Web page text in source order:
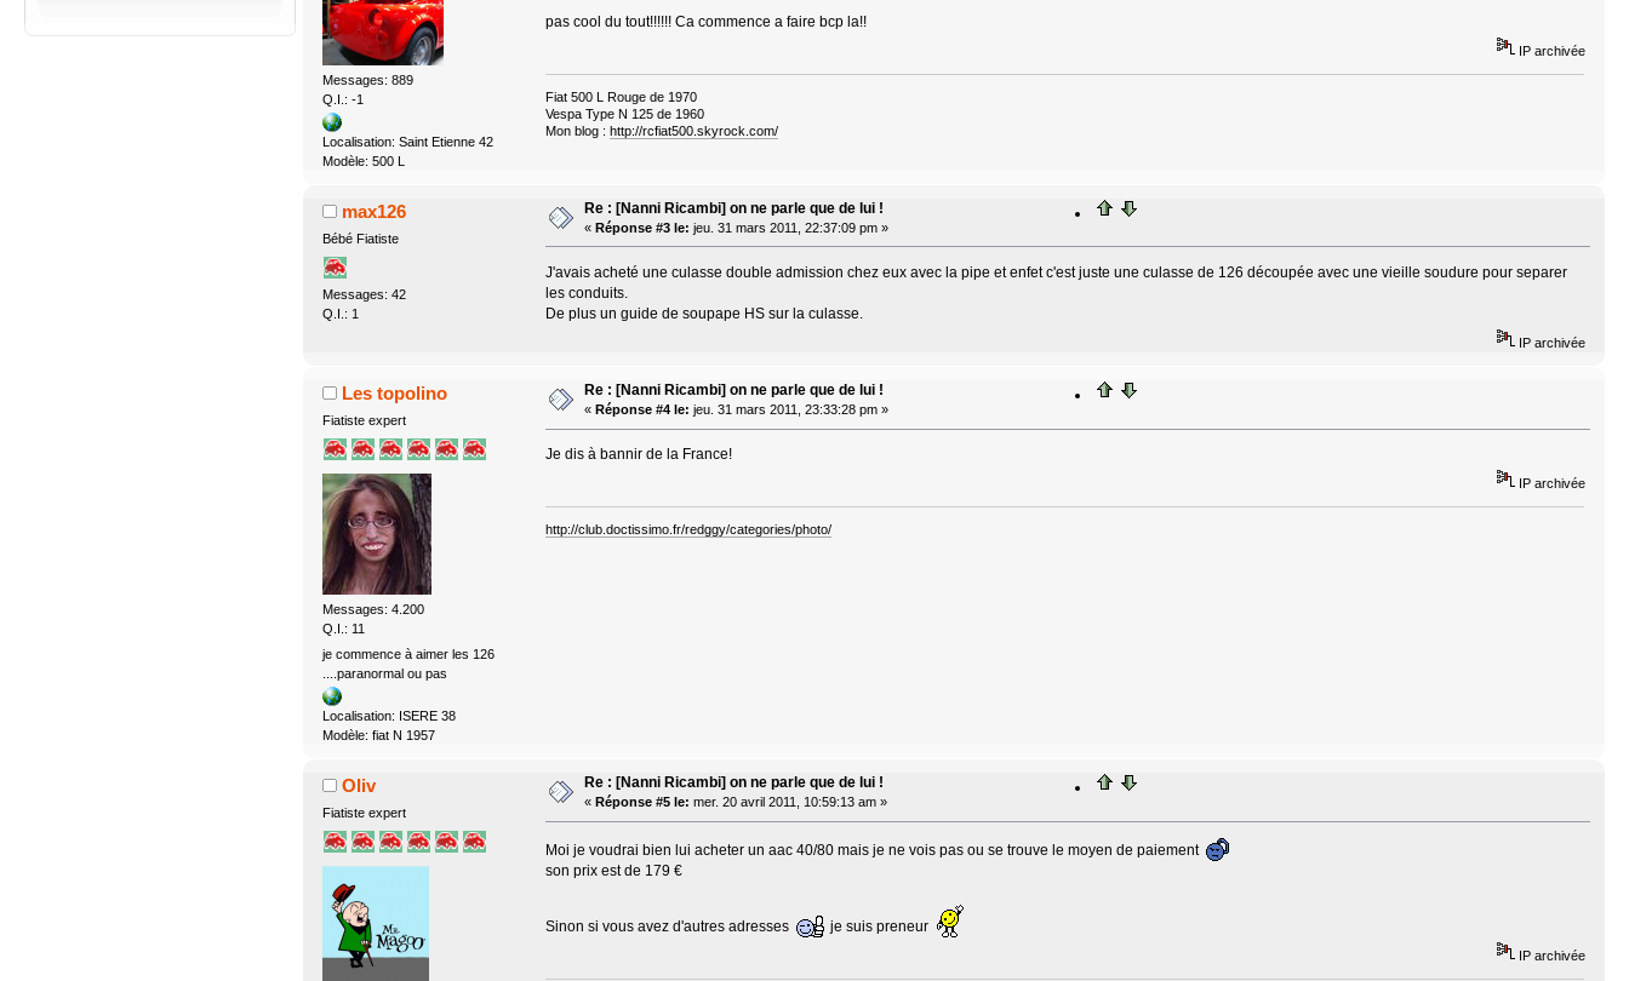
Messages: 889
Q.I.: -1
Localisation: Saint Etienne 42
Modèle: 500 L
pas cool du tout!!!!!! Ca commence a faire bcp la!!
IP archivée
Fiat 500 L Rouge de 1970
Vespa Type N 125 de 1960
Mon blog : http://rcfiat500.skyrock.com/
max126
Bébé Fiatiste
Messages: 42
Q.I.: 1
Re : [Nanni Ricambi] on ne parle que de lui !
« Réponse #3 le: jeu. 31 mars 2011, 22:37:09 pm »
J'avais acheté une culasse double admission chez eux avec la pipe et enfet c'est juste une culasse de 126 découpée avec une vieille soudure pour separer
les conduits.
De plus un guide de soupape HS sur la culasse.
IP archivée
Les topolino
Fiatiste expert
Messages: 4.200
Q.I.: 11
je commence à aimer les 126
....paranormal ou pas
Localisation: ISERE 38
Modèle: fiat N 1957
Re : [Nanni Ricambi] on ne parle que de lui !
« Réponse #4 le: jeu. 31 mars 2011, 23:33:28 pm »
Je dis à bannir de la France!
IP archivée
http://club.doctissimo.fr/redggy/categories/photo/
Oliv
Fiatiste expert
Re : [Nanni Ricambi] on ne parle que de lui !
« Réponse #5 le: mer. 20 avril 2011, 10:59:13 am »
Moi je voudrai bien lui acheter un aac 40/80 mais je ne vois pas ou se trouve le moyen de paiement
son prix est de 179 €
Sinon si vous avez d'autres adresses je suis preneur
IP archivée